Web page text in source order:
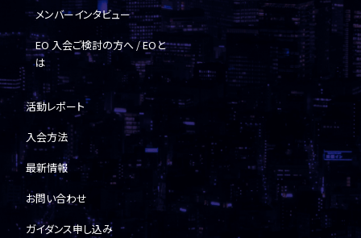
メンバーインタビュー
EO 入会ご検討の方へ / EOと
は
活動レポート
入会方法
最新情報
お問い合わせ
ガイダンス申し込み